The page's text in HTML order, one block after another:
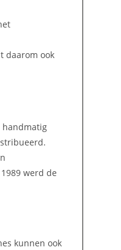
daarom ook
handmatig
werd de
kunnen ook